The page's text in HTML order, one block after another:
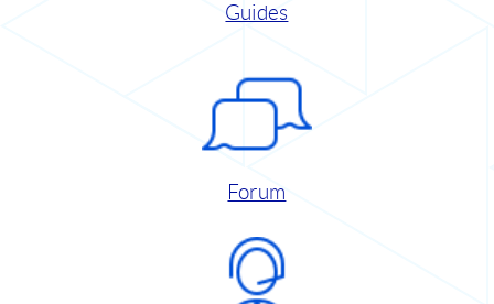
Guides
Forum